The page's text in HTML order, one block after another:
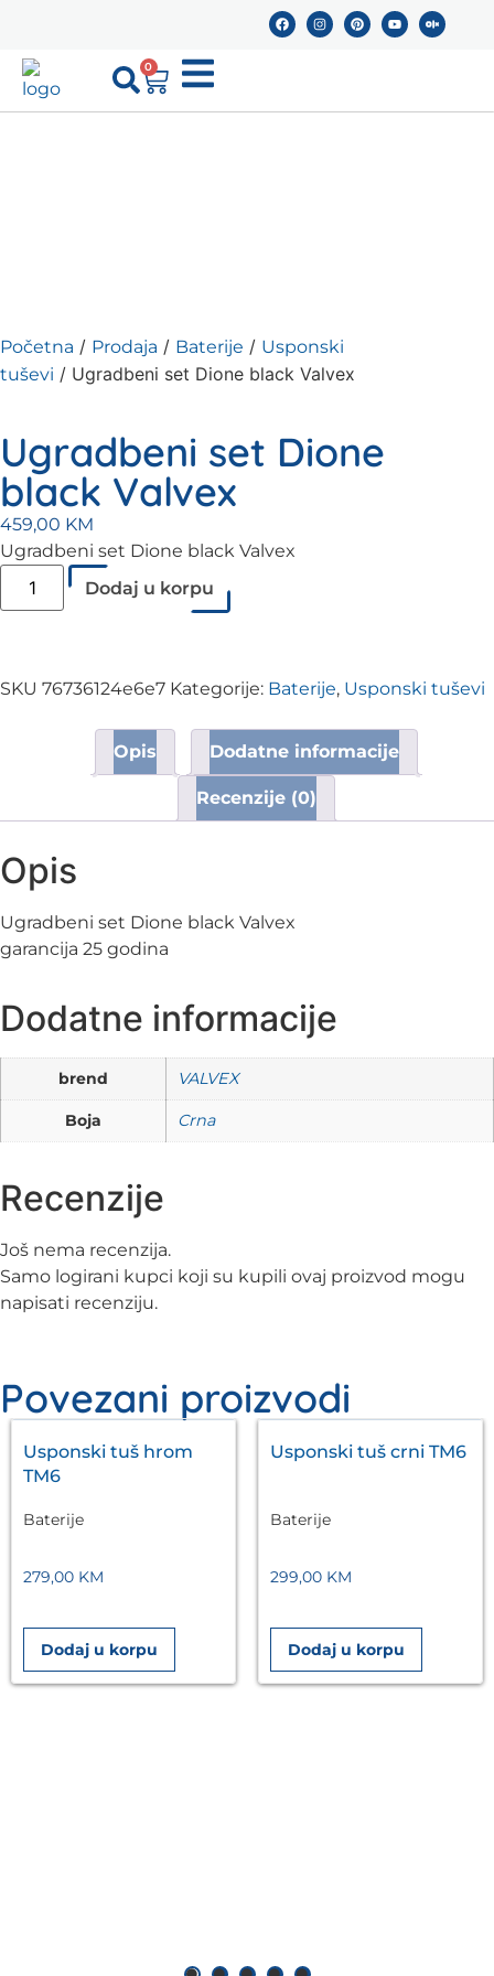
0
Početna / Prodaja / Baterije / Usponski
tuševi / Ugradbeni set Dione black Valvex
Ugradbeni set Dione
black Valvex
459,00 KM
Ugradbeni set Dione black Valvex
Dodaj u korpu
SKU 76736124e6e7 Kategorije: Baterije, Usponski tuševi
Opis Dodatne informacije
Recenzije (0)
Opis
Ugradbeni set Dione black Valvex
garancija 25 godina
Dodatne informacije
brend VALVEX
Boja Crna
Recenzije
Još nema recenzija.
Samo logirani kupci koji su kupili ovaj proizvod mogu
napisati recenziju.
Povezani proizvodi
Usponski tuš hrom
TM6
Baterije
279,00 KM
Dodaj u korpu
Usponski tuš crni TM6
Baterije
299,00 KM
Dodaj u korpu